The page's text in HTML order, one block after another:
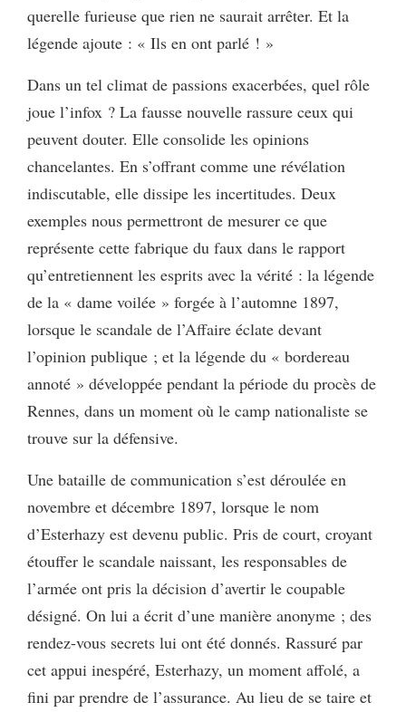
querelle furieuse que rien ne saurait arrêter. Et la
légende ajoute : « Ils en ont parlé ! »
Dans un tel climat de passions exacerbées, quel rôle
joue l’infox ? La fausse nouvelle rassure ceux qui
peuvent douter. Elle consolide les opinions
chancelantes. En s’offrant comme une révélation
indiscutable, elle dissipe les incertitudes. Deux
exemples nous permettront de mesurer ce que
représente cette fabrique du faux dans le rapport
qu’entretiennent les esprits avec la vérité : la légende
de la « dame voilée » forgée à l’automne 1897,
lorsque le scandale de l’Affaire éclate devant
l’opinion publique ; et la légende du « bordereau
annoté » développée pendant la période du procès de
Rennes, dans un moment où le camp nationaliste se
trouve sur la défensive.
Une bataille de communication s’est déroulée en
novembre et décembre 1897, lorsque le nom
d’Esterhazy est devenu public. Pris de court, croyant
étouffer le scandale naissant, les responsables de
l’armée ont pris la décision d’avertir le coupable
désigné. On lui a écrit d’une manière anonyme ; des
rendez-vous secrets lui ont été donnés. Rassuré par
cet appui inespéré, Esterhazy, un moment affolé, a
fini par prendre de l’assurance. Au lieu de se taire et